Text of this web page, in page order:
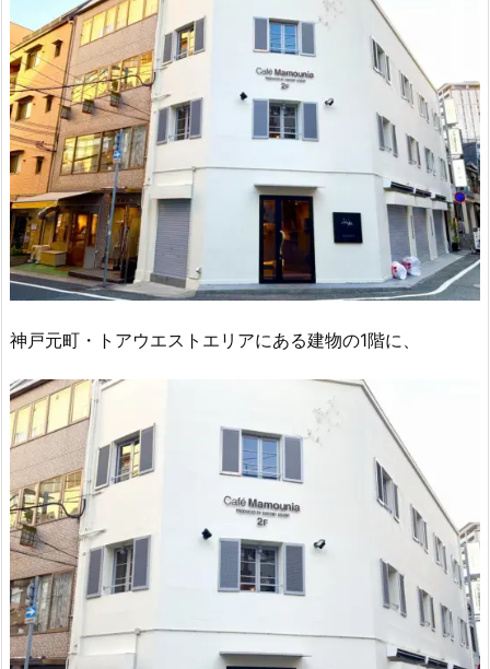
神戸元町・トアウエストエリアにある建物の1階に、